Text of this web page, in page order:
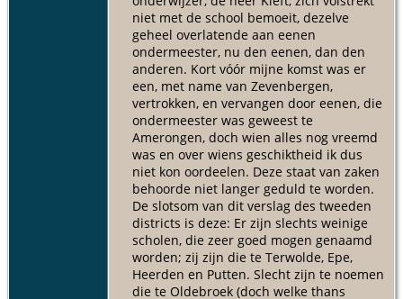
niet met de school bemoeit, dezelve
geheel overlatende aan eenen
ondermeester, nu den eenen, dan den
anderen. Kort vóór mijne komst was er
een, met name van Zevenbergen,
vertrokken, en vervangen door eenen, die
ondermeester was geweest te
Amerongen, doch wien alles nog vreemd
was en over wiens geschiktheid ik dus
niet kon oordeelen. Deze staat van zaken
behoorde niet langer geduld te worden.
De slotsom van dit verslag des tweeden
districts is deze: Er zijn slechts weinige
scholen, die zeer goed mogen genaamd
worden; zij zijn die te Terwolde, Epe,
Heerden en Putten. Slecht zijn te noemen
die te Oldebroek (doch welke thans